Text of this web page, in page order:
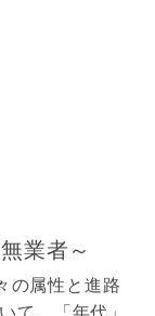
業者～
属性と進路
て、「年代」